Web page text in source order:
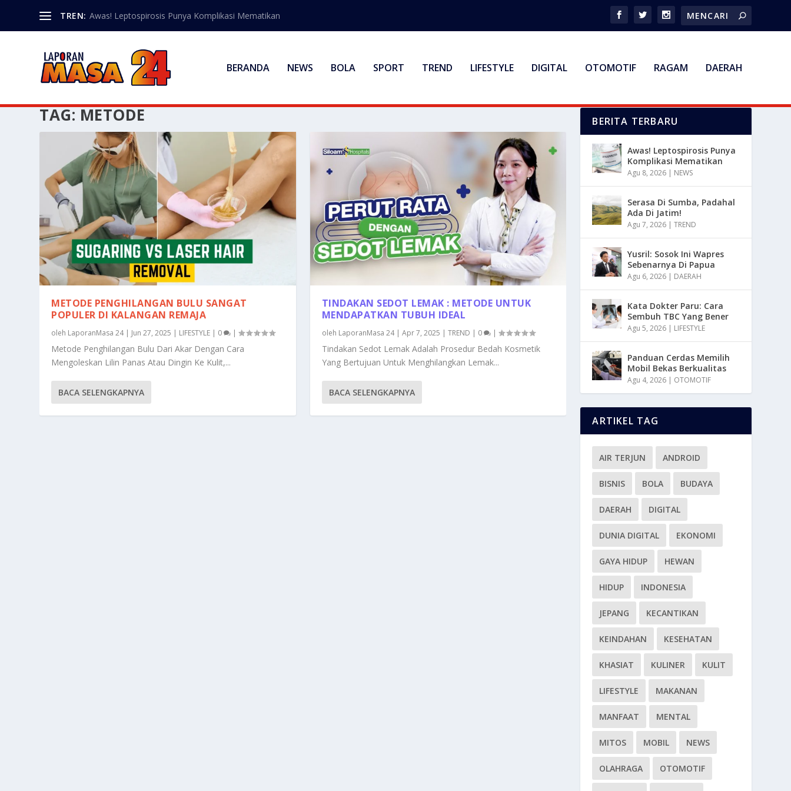
TREN: Awas! Leptospirosis Punya Komplikasi Mematikan
BERANDA NEWS BOLA SPORT TREND LIFESTYLE DIGITAL OTOMOTIF RAGAM DAERAH
TAG: METODE
METODE PENGHILANGAN BULU SANGAT
POPULER DI KALANGAN REMAJA
oleh LaporanMasa 24| Jun 27, 2025 | LIFESTYLE | 0 |
Metode Penghilangan Bulu Dari Akar Dengan Cara
Mengoleskan Lilin Panas Atau Dingin Ke Kulit,...
BACA SELENGKAPNYA
TINDAKAN SEDOT LEMAK : METODE UNTUK
MENDAPATKAN TUBUH IDEAL
oleh LaporanMasa 24| Apr 7, 2025 | TREND | 0 |
Tindakan Sedot Lemak Adalah Prosedur Bedah Kosmetik
Yang Bertujuan Untuk Menghilangkan Lemak...
BACA SELENGKAPNYA
BERITA TERBARU
Awas! Leptospirosis Punya
Komplikasi Mematikan
Agu 8, 2026 | NEWS
Serasa Di Sumba, Padahal
Ada Di Jatim!
Agu 7, 2026 |TREND
Yusril: Sosok Ini Wapres
Sebenarnya Di Papua
Agu 6, 2026 | DAERAH
Kata Dokter Paru: Cara
Sembuh TBC Yang Bener
Agu 5, 2026 | LIFESTYLE
Panduan Cerdas Memilih
Mobil Bekas Berkualitas
Agu 4, 2026 | OTOMOTIF
ARTIKEL TAG
AIR TERJUN ANDROID
BISNIS BOLA BUDAYA
DAERAH DIGITAL
DUNIA DIGITAL EKONOMI
GAYA HIDUP HEWAN
HIDUP INDONESIA
JEPANG KECANTIKAN
KEINDAHAN KESEHATAN
KHASIAT KULINER KULIT
LIFESTYLE MAKANAN
MANFAAT MENTAL
MITOS MOBIL NEWS
OLAHRAGA OTOMOTIF